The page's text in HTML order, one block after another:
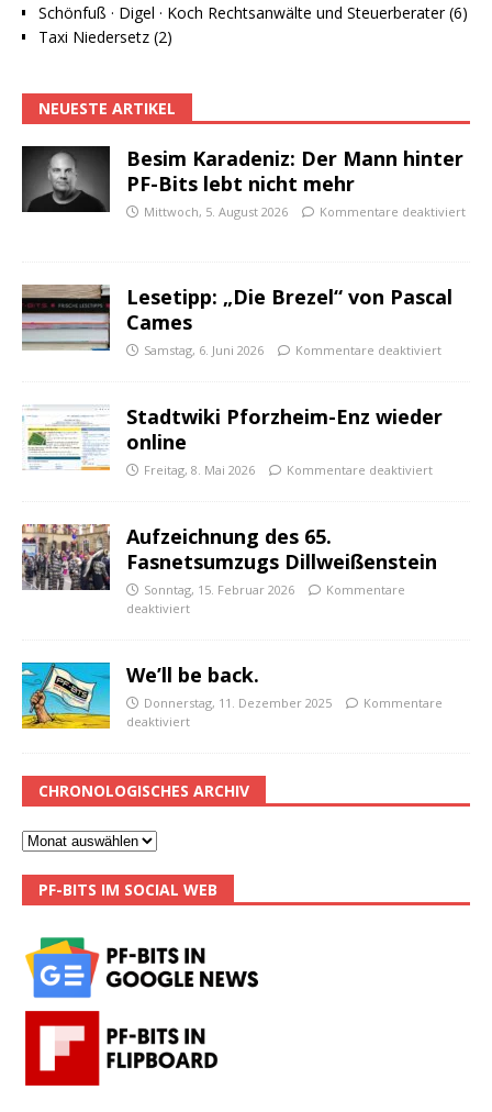
Schönfuß · Digel · Koch Rechtsanwälte und Steuerberater (6)
Taxi Niedersetz (2)
NEUESTE ARTIKEL
Besim Karadeniz: Der Mann hinter
PF-Bits lebt nicht mehr
Mittwoch, 5. August 2026 Kommentare deaktiviert
Lesetipp: „Die Brezel“ von Pascal
Cames
Samstag, 6. Juni 2026 Kommentare deaktiviert
Stadtwiki Pforzheim-Enz wieder
online
Freitag, 8. Mai 2026 Kommentare deaktiviert
Aufzeichnung des 65.
Fasnetsumzugs Dillweißenstein
Sonntag, 15. Februar 2026
Kommentare
deaktiviert
We’ll be back.
Donnerstag, 11. Dezember 2025
Kommentare
deaktiviert
CHRONOLOGISCHES ARCHIV
PF-BITS IM SOCIAL WEB